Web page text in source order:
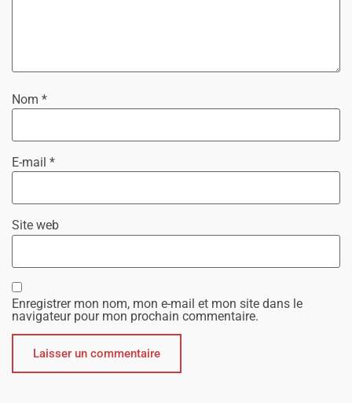
Nom *
E-mail *
Site web
Enregistrer mon nom, mon e-mail et mon site dans le
navigateur pour mon prochain commentaire.